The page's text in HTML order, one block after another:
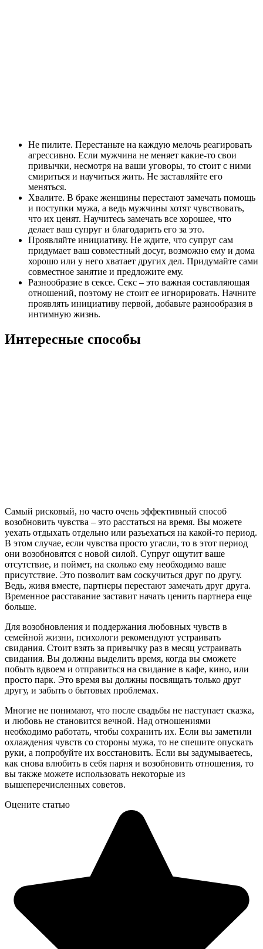
Не пилите. Перестаньте на каждую мелочь реагировать
агрессивно. Если мужчина не меняет какие-то свои
привычки, несмотря на ваши уговоры, то стоит с ними
смириться и научиться жить. Не заставляйте его
меняться.
Хвалите. В браке женщины перестают замечать помощь
и поступки мужа, а ведь мужчины хотят чувствовать,
что их ценят. Научитесь замечать все хорошее, что
делает ваш супруг и благодарить его за это.
Проявляйте инициативу. Не ждите, что супруг сам
придумает ваш совместный досуг, возможно ему и дома
хорошо или у него хватает других дел. Придумайте сами
совместное занятие и предложите ему.
Разнообразие в сексе. Секс – это важная составляющая
отношений, поэтому не стоит ее игнорировать. Начните
проявлять инициативу первой, добавьте разнообразия в
интимную жизнь.
Интересные способы
Самый рисковый, но часто очень эффективный способ
возобновить чувства – это расстаться на время. Вы можете
уехать отдыхать отдельно или разъехаться на какой-то период.
В этом случае, если чувства просто угасли, то в этот период
они возобновятся с новой силой. Супруг ощутит ваше
отсутствие, и поймет, на сколько ему необходимо ваше
присутствие. Это позволит вам соскучиться друг по другу.
Ведь, живя вместе, партнеры перестают замечать друг друга.
Временное расставание заставит начать ценить партнера еще
больше.
Для возобновления и поддержания любовных чувств в
семейной жизни, психологи рекомендуют устраивать
свидания. Стоит взять за привычку раз в месяц устраивать
свидания. Вы должны выделить время, когда вы сможете
побыть вдвоем и отправиться на свидание в кафе, кино, или
просто парк. Это время вы должны посвящать только друг
другу, и забыть о бытовых проблемах.
Многие не понимают, что после свадьбы не наступает сказка,
и любовь не становится вечной. Над отношениями
необходимо работать, чтобы сохранить их. Если вы заметили
охлаждения чувств со стороны мужа, то не спешите опускать
руки, а попробуйте их восстановить. Если вы задумываетесь,
как снова влюбить в себя парня и возобновить отношения, то
вы также можете использовать некоторые из
вышеперечисленных советов.
Оцените статью